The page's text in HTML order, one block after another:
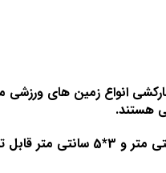
انواع زمین های ورزشی
هستند.
این توری ها در چشمه های 5*20 سانتی